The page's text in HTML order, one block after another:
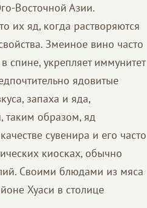
Восточной Азии.
их яд, когда растворяются
Змеиное вино часто
спине, укрепляет иммунитет
ядовитые
запаха и яда,
таким образом, яд
сувенира и его часто
киосках, обычно
Своими блюдами из мяса
Хуаси в столице